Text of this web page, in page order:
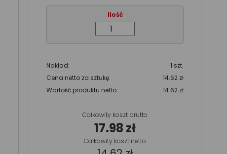
Ilość
Nakład:
1 szt.
Cena netto za sztukę:
14.62 zł
Wartość produktu netto:
14.62 zł
Całkowity koszt brutto
17.98 zł
Całkowity koszt netto